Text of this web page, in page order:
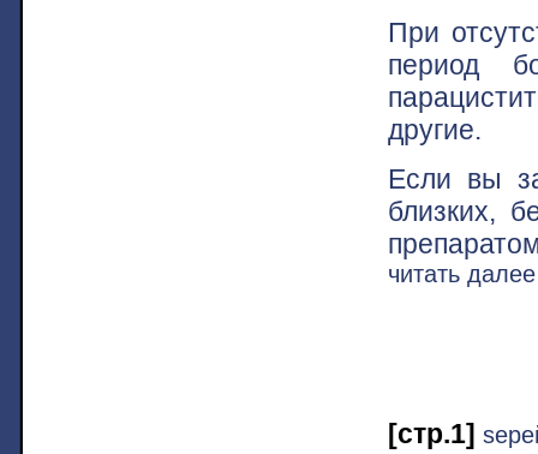
При
период
другие.
Если вы
близких,
читать
[стр.1]